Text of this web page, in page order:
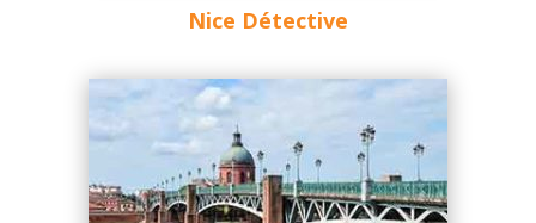
Nice Détective